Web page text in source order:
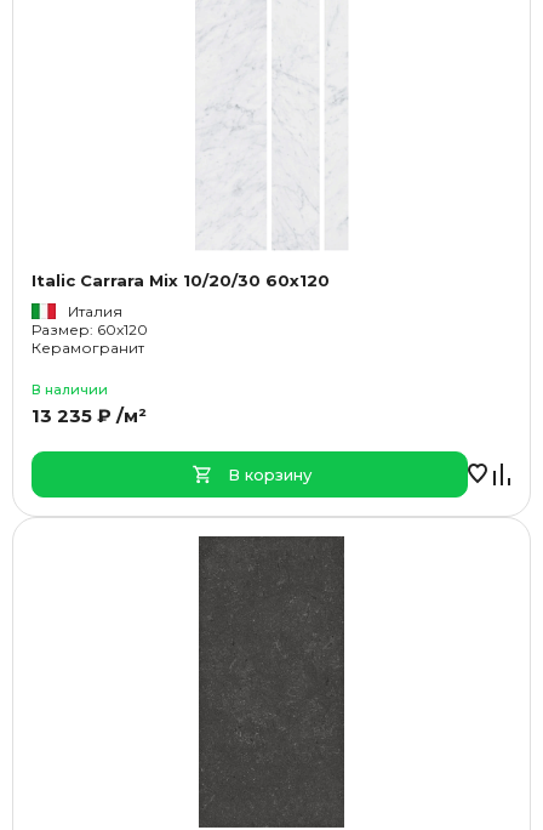
Italic Carrara Mix 10/20/30 60x120
Италия
Размер: 60x120
Керамогранит
В наличии
13 235 ₽ /м²
В корзину